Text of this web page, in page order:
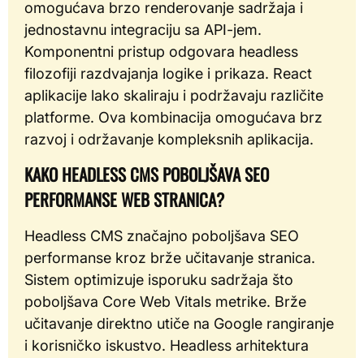
omogućava brzo renderovanje sadržaja i
jednostavnu integraciju sa API-jem.
Komponentni pristup odgovara headless
filozofiji razdvajanja logike i prikaza. React
aplikacije lako skaliraju i podržavaju različite
platforme. Ova kombinacija omogućava brz
razvoj i održavanje kompleksnih aplikacija.
KAKO HEADLESS CMS POBOLJŠAVA SEO
PERFORMANSE WEB STRANICA?
Headless CMS značajno poboljšava SEO
performanse kroz brže učitavanje stranica.
Sistem optimizuje isporuku sadržaja što
poboljšava Core Web Vitals metrike. Brže
učitavanje direktno utiče na Google rangiranje
i korisničko iskustvo. Headless arhitektura